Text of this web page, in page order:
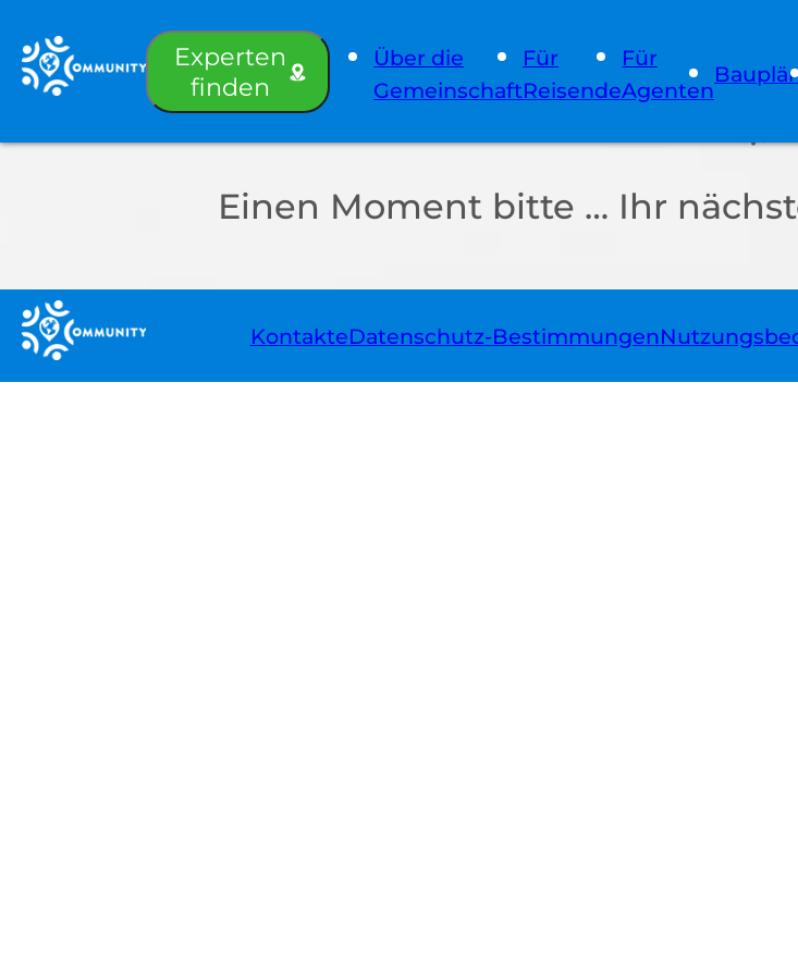
Experten
finden
Über die
Gemeinschaft
Für
Reisende
Für
Agenten
Einen Moment bitte … Ihr
KontakteDatenschutz-Bestimmungen